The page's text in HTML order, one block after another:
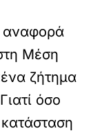
αναφορά
Μέση
ζήτημα
όσο